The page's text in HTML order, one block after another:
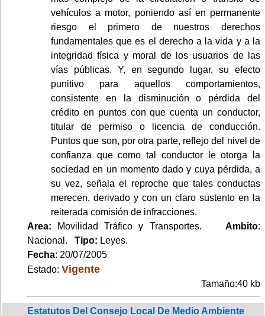
vehículos a motor, poniendo así en permanente
riesgo el primero de nuestros derechos
fundamentales que es el derecho a la vida y a la
integridad física y moral de los usuarios de las
vías públicas. Y, en segundo lugar, su efecto
punitivo para aquellos comportamientos,
consistente en la disminución o pérdida del
crédito en puntos con que cuenta un conductor,
titular de permiso o licencia de conducción.
Puntos que son, por otra parte, reflejo del nivel de
confianza que como tal conductor le otorga la
sociedad en un momento dado y cuya pérdida, a
su vez, señala el reproche que tales conductas
merecen, derivado y con un claro sustento en la
reiterada comisión de infracciones.
Area: Movilidad Tráfico y Transportes. Ambito:
Nacional. Tipo: Leyes.
Fecha: 20/07/2005
Estado: Vigente
Tamaño:40 kb
Estatutos Del Consejo Local De Medio Ambiente